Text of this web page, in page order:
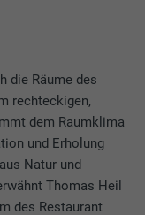
die Räume des
rechteckigen,
dem Raumklima
und Erholung
Natur und
Thomas Heil
des Restaurant